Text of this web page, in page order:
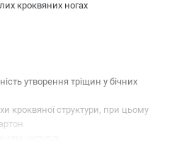
кроквяних ногах
утворення тріщин у бічних
кроквяної структури, при цьому